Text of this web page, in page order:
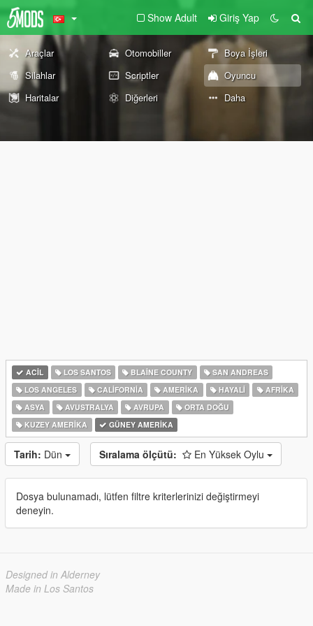
Show Adult Giriş Yap
Araçlar Otomobiller
Boya İşleri
Silahlar
Scriptler
Oyuncu
Haritalar
Diğerleri Daha
ACIL LOS SANTOS BLAINE COUNTY
SAN ANDREAS
LOS ANGELES
CALIFORNIA AMERIKA HAYALI
AFRIKA
ASYA
AVUSTRALYA AVRUPA
ORTA DOĞU
KUZEY AMERIKA
GÜNEY AMERIKA
Tarih: Dün Sıralama ölçütü: En Yüksek Oylu
Dosya bulunamadı, lütfen filtre kriterlerinizi değiştirmeyi
deneyin.
Designed in Alderney
Made in Los Santos